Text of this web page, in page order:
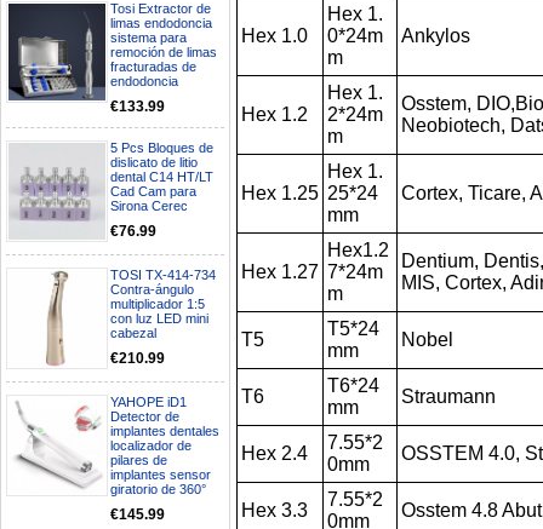
Tosi Extractor de
limas endodoncia
sistema para
remoción de limas
fracturadas de
endodoncia
€133.99
5 Pcs Bloques de
dislicato de litio
dental C14 HT/LT
Cad Cam para
Sirona Cerec
€76.99
TOSI TX-414-734
Contra-ángulo
multiplicador 1:5
con luz LED mini
cabezal
€210.99
YAHOPE iD1
Detector de
implantes dentales
localizador de
pilares de
implantes sensor
giratorio de 360°
€145.99
Hex 1.0
Hex 1.
0*24m
m
Ankylos
Hex 1.2
Hex 1.
2*24m
m
Osstem,
Neobiotech,
Hex 1.25
Hex 1.
25*24
mm
Cortex, Ticare,
Hex 1.27
Hex1.2
7*24m
m
Dentium,
MIS, Cortex,
T5
T5*24
mm
Nobel
T6
T6*24
mm
Straumann
Hex 2.4
7.55*2
0mm
OSSTEM 4.0,
Hex 3.3
7.55*2
0mm
Osstem 4.8